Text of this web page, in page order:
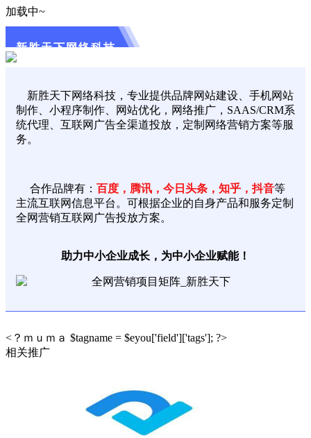
加载中~
新胜天下网络科技
新胜天下网络科技，专业提供品牌网站建设、手机网站
制作、小程序制作、网站优化，网络推广，SAAS/CRM系
统代理、互联网广告全渠道投放，定制网络营销方案等服
务。
合作品牌有： 百度，腾讯，今日头条，知乎，抖音等
主流互联网信息平台。可根据企业的自身产品和服务定制
全网营销互联网广告投放方案。
助力中小企业成长，为中小企业赋能！
<？ｍｕｍａ $tagname = $eyou['field']['tags']; ?>
相关推广